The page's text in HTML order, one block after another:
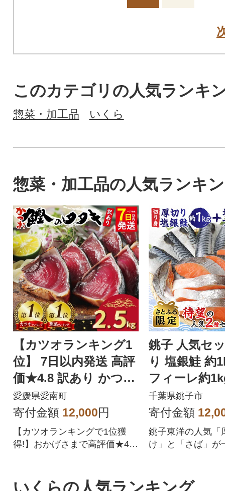
このカテゴリの人気ランキ
惣菜・加工品 いくら
惣菜・加工品の人気ランキ
【カツオランキング1
位】 7日以内発送 高評
価★4.8 訳あり かつお
のたたき 2.5kg
愛媛県愛南町
寄付金額 12,000円
【カツオランキングで1位獲
得!】おかげさまで高評価★4.
んや柑橘だけじゃない!太平洋
銚子 人気セ
り 塩銀鮭 約
フィーレ約
2.0kg【さと
定】
千葉県銚子市
寄付金額
銚子東洋の人気「
け」と「さば」が
いくらの人気ランキング